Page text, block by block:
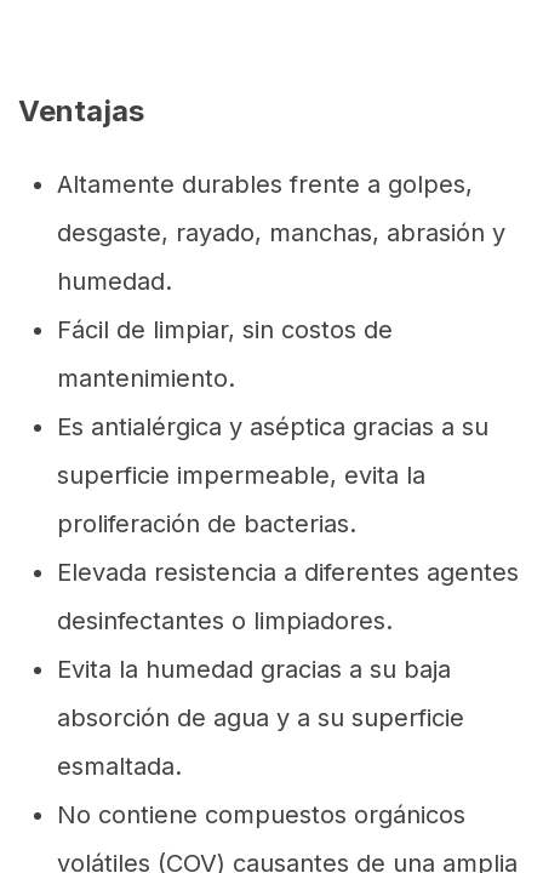
Ventajas
Altamente durables frente a golpes,
desgaste, rayado, manchas, abrasión y
humedad.
Fácil de limpiar, sin costos de
mantenimiento.
Es antialérgica y aséptica gracias a su
superficie impermeable, evita la
proliferación de bacterias.
Elevada resistencia a diferentes agentes
desinfectantes o limpiadores.
Evita la humedad gracias a su baja
absorción de agua y a su superficie
esmaltada.
No contiene compuestos orgánicos
volátiles (COV) causantes de una amplia